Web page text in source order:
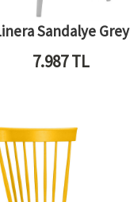
Sandalye Grey
7.987TL